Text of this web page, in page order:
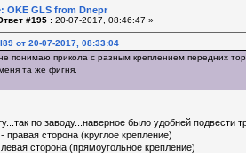
OKE GLS from Dnepr
#195 : 20-07-2017, 08:46:47 »
от 20-07-2017, 08:33:04
понимаю прикола с разным креплением передних
та же фигня.
по заводу...наверное было удобней подвести
правая сторона (круглое крепление)
сторона (прямоугольное крепление)